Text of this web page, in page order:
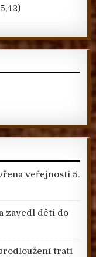
veřejnosti 5.
zavedl děti do
trati